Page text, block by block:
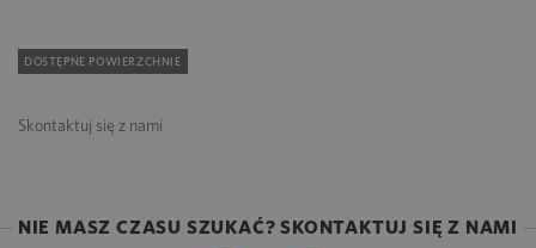
DOSTĘPNE POWIERZCHNIE
Skontaktuj się z nami
NIE MASZ CZASU SZUKAĆ? SKONTAKTUJ SIĘ Z NAMI